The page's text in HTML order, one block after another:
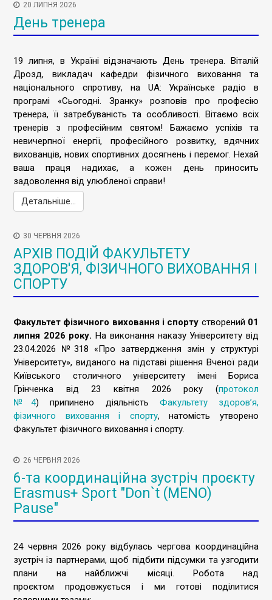
20 ЛИПНЯ 2026
День тренера
19 липня, в Україні відзначають День тренера. Віталій
Дрозд, викладач кафедри фізичного виховання та
національного спротиву, на UA: Українське радіо в
програмі «Сьогодні. Зранку» розповів про професію
тренера, її затребуваність та особливості. Вітаємо всіх
тренерів з професійним святом! Бажаємо успіхів та
невичерпної енергії, професійного розвитку, вдячних
вихованців, нових спортивних досягнень і перемог. Нехай
ваша праця надихає, а кожен день приносить
задоволення від улюбленої справи!
Детальніше...
30 ЧЕРВНЯ 2026
АРХІВ ПОДІЙ ФАКУЛЬТЕТУ
ЗДОРОВ'Я, ФІЗИЧНОГО ВИХОВАННЯ І
СПОРТУ
Факультет фізичного виховання і спорту створений 01
липня 2026 року. На виконання наказу Університету від
23.04.2026 №318 «Про затвердження змін у структурі
Університету», виданого на підставі рішення Вченої ради
Київського столичного університету імені Бориса
Грінченка від 23 квітня 2026 року (протокол
№4) припинено діяльність Факультету здоров’я,
фізичного виховання і спорту, натомість утворено
Факультет фізичного виховання і спорту.
26 ЧЕРВНЯ 2026
6-та координаційна зустріч проєкту
Erasmus+ Sport "Don`t (MENO)
Pause"
24 червня 2026 року відбулась чергова координаційна
зустріч із партнерами, щоб підбити підсумки та узгодити
плани на найближчі місяці. Робота над
проєктом продовжується і ми готові поділитися